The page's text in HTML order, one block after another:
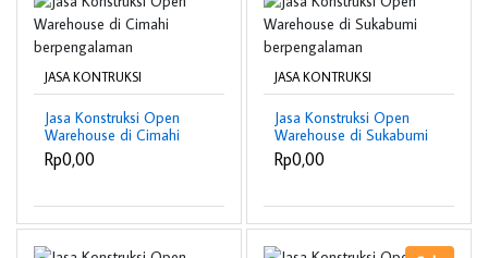
JASA KONTRUKSI
Jasa Konstruksi Open
Warehouse di Cimahi
berpengalaman
Rp0,00
JASA KONTRUKSI
Jasa Konstruksi Open
Warehouse di Sukabumi
berpengalaman
Rp0,00